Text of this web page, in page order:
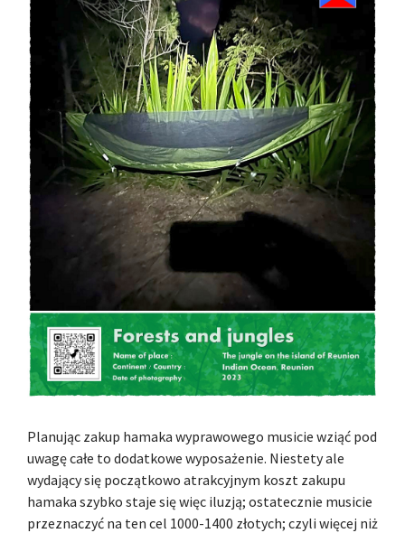
Planując zakup hamaka wyprawowego musicie wziąć pod
uwagę całe to dodatkowe wyposażenie. Niestety ale
wydający się początkowo atrakcyjnym koszt zakupu
hamaka szybko staje się więc iluzją; ostatecznie musicie
przeznaczyć na ten cel 1000-1400 złotych; czyli więcej niż